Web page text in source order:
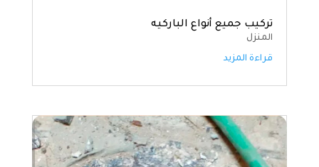
تركيب جميع أنواع الباركيه
المنزل
قراءة المزيد